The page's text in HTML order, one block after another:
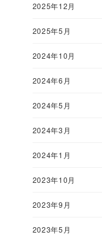
2025年12月
2025年5月
2024年10月
2024年6月
2024年5月
2024年3月
2024年1月
2023年10月
2023年9月
2023年5月